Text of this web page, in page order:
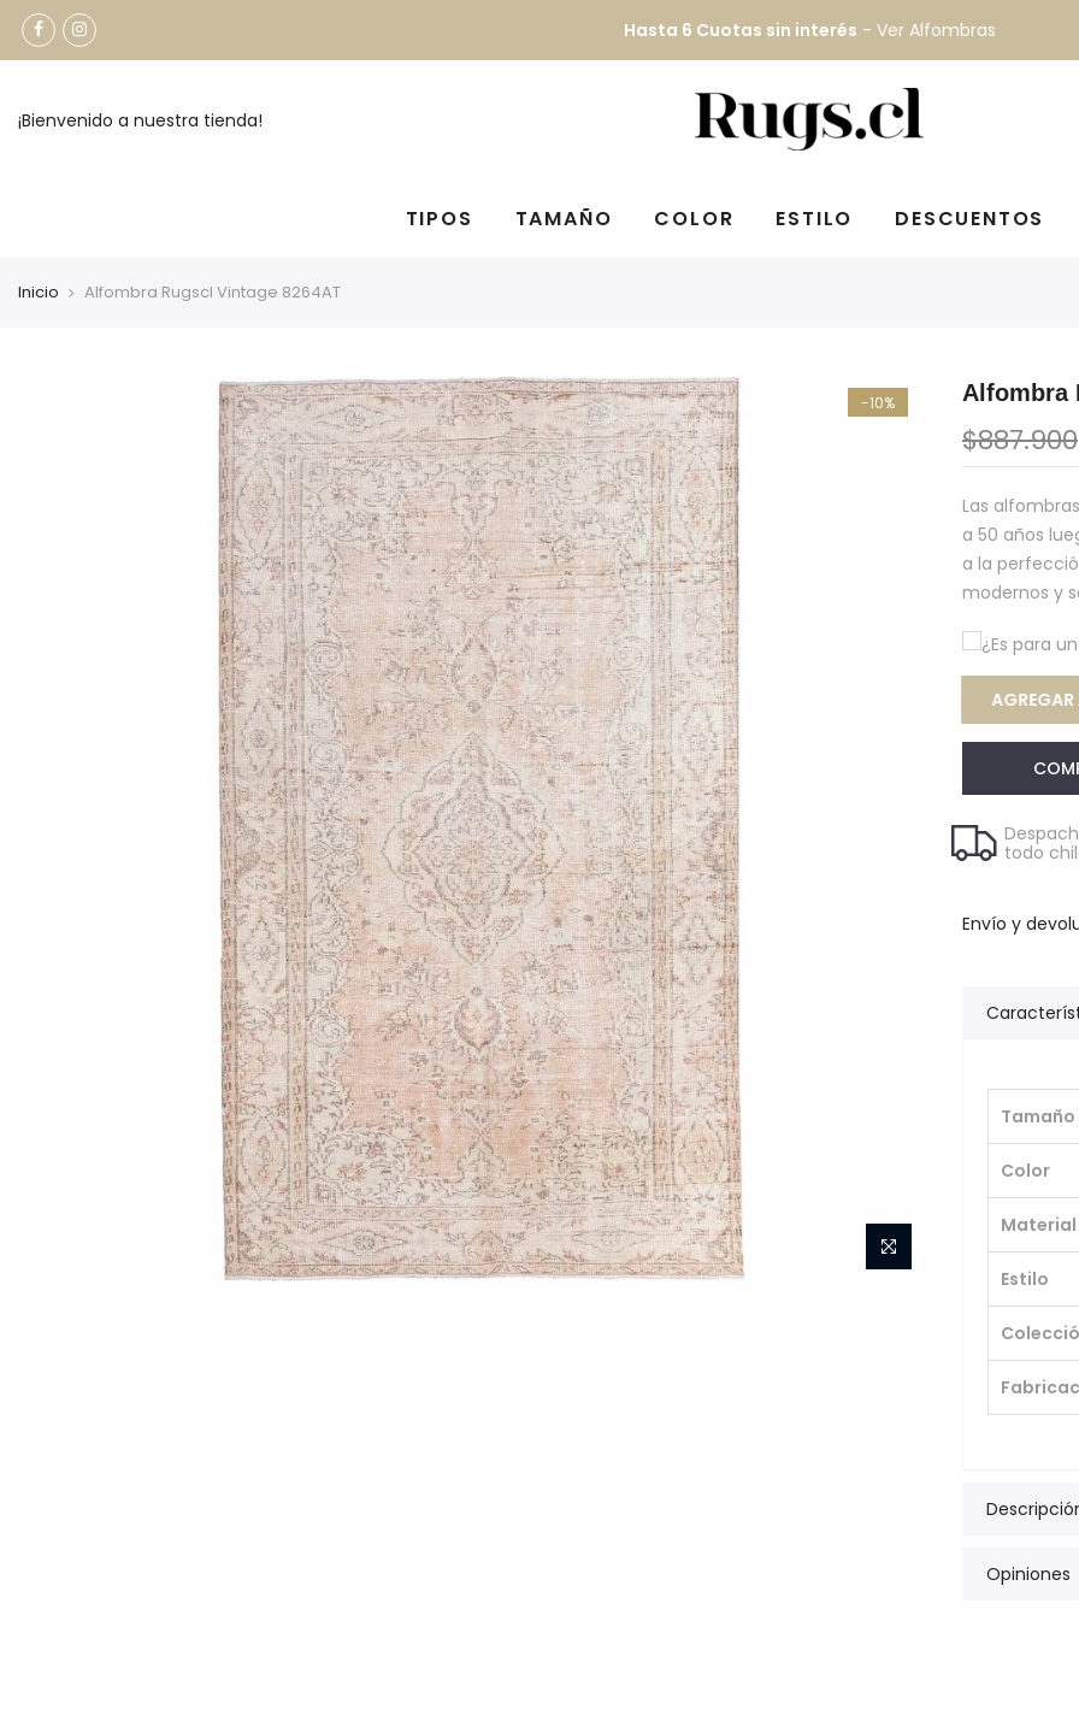
Hasta 6 Cuotas sin interés - Ver Alfombras
¡Bienvenido a nuestra tienda!
TIPOS TAMAÑO COLOR ESTILO DESCUENTOS
Inicio Alfombra Rugscl Vintage 8264AT
-10% Alfombra
$887.900
Las
a 50 años
a la
modernos y
¿Es para
todo
Envío y
Tamaño
Color
Material
Estilo
Opiniones